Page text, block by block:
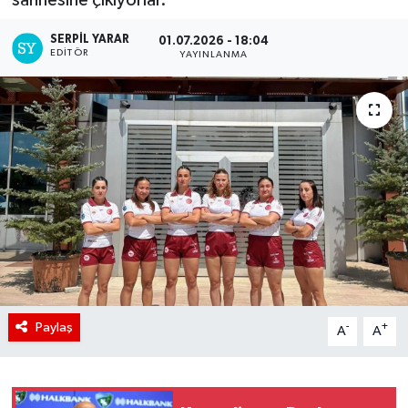
SERPİL YARAR
EDITÖR
01.07.2026 - 18:04
YAYINLANMA
Paylaş A- A+